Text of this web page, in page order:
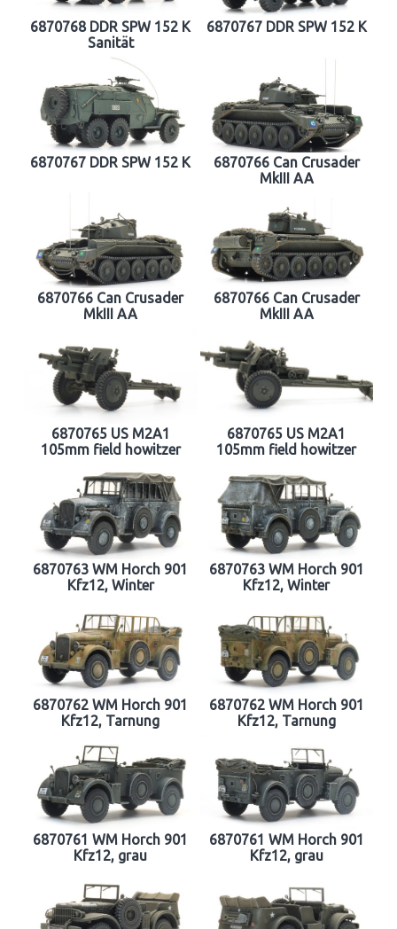
6870768 DDR SPW 152 K
Sanität
6870767 DDR SPW 152 K
6870767 DDR SPW 152 K
6870766 Can Crusader
MkIII AA
6870766 Can Crusader
MkIII AA
6870766 Can Crusader
MkIII AA
6870765 US M2A1
105mm field howitzer
6870765 US M2A1
105mm field howitzer
6870763 WM Horch 901
Kfz12, Winter
6870763 WM Horch 901
Kfz12, Winter
6870762 WM Horch 901
Kfz12, Tarnung
6870762 WM Horch 901
Kfz12, Tarnung
6870761 WM Horch 901
Kfz12, grau
6870761 WM Horch 901
Kfz12, grau